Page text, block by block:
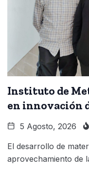
Instituto de
en innovación
5 Agosto, 2026
El desarrollo de
aprovechamiento de